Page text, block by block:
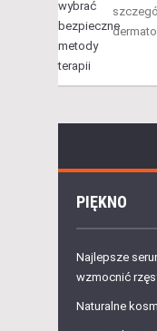
PIĘKNO
Najlepsze
wzmocnić
Naturalne